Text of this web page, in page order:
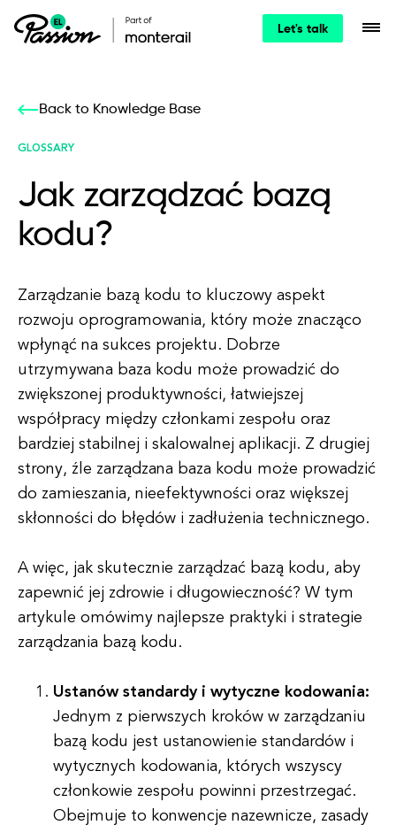
Let's talk
Back to Knowledge Base
GLOSSARY
Jak zarządzać bazą
kodu?
Zarządzanie bazą kodu to kluczowy aspekt
rozwoju oprogramowania, który może znacząco
wpłynąć na sukces projektu. Dobrze
utrzymywana baza kodu może prowadzić do
zwiększonej produktywności, łatwiejszej
współpracy między członkami zespołu oraz
bardziej stabilnej i skalowalnej aplikacji. Z drugiej
strony, źle zarządzana baza kodu może prowadzić
do zamieszania, nieefektywności oraz większej
skłonności do błędów i zadłużenia technicznego.
A więc, jak skutecznie zarządzać bazą kodu, aby
zapewnić jej zdrowie i długowieczność? W tym
artykule omówimy najlepsze praktyki i strategie
zarządzania bazą kodu.
Ustanów standardy i wytyczne kodowania:
Jednym z pierwszych kroków w zarządzaniu
bazą kodu jest ustanowienie standardów i
wytycznych kodowania, których wszyscy
członkowie zespołu powinni przestrzegać.
Obejmuje to konwencje nazewnicze, zasady